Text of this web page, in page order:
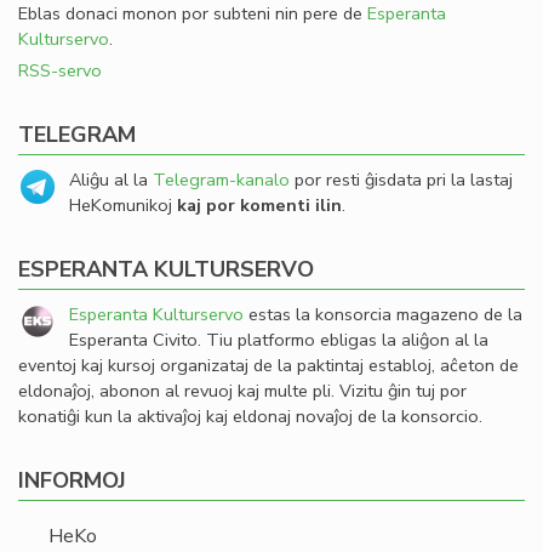
Eblas donaci monon por subteni nin pere de Esperanta
Kulturservo.
RSS-servo
TELEGRAM
Aliĝu al la Telegram-kanalo por resti ĝisdata pri la lastaj
HeKomunikoj kaj por komenti ilin.
ESPERANTA KULTURSERVO
Esperanta Kulturservo estas la konsorcia magazeno de la
Esperanta Civito. Tiu platformo ebligas la aliĝon al la
eventoj kaj kursoj organizataj de la paktintaj establoj, aĉeton de
eldonaĵoj, abonon al revuoj kaj multe pli. Vizitu ĝin tuj por
konatiĝi kun la aktivaĵoj kaj eldonaj novaĵoj de la konsorcio.
INFORMOJ
HeKo